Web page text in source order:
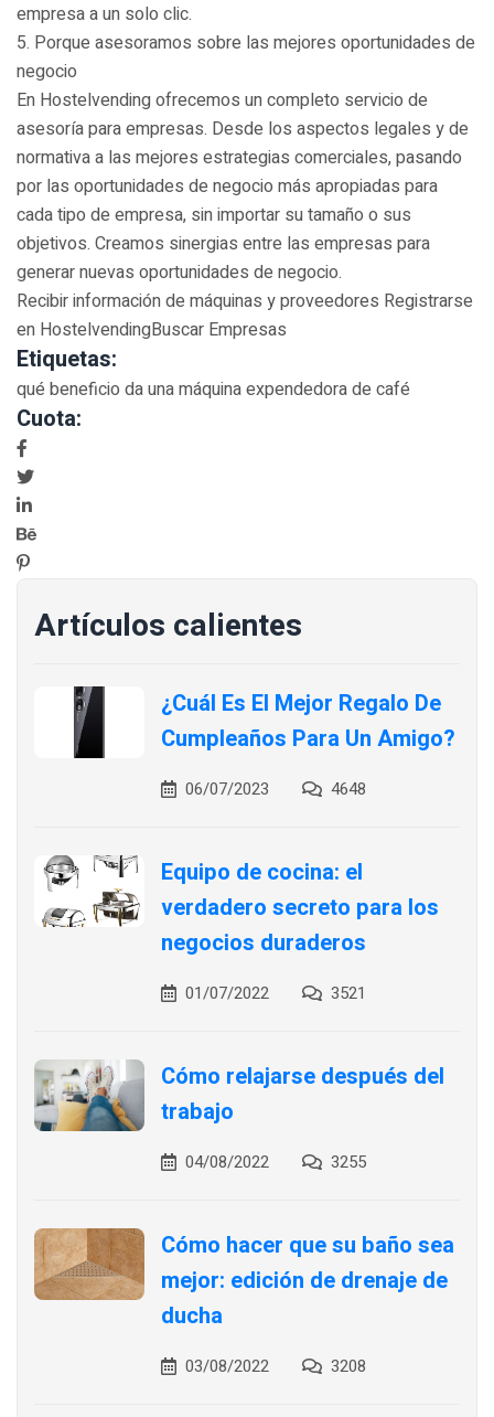
Artículos calientes
¿Cuál Es El Mejor Regalo De
Cumpleaños Para Un Amigo?
06/07/2023 4648
Equipo de cocina: el
verdadero secreto para los
negocios duraderos
01/07/2022 3521
Cómo relajarse después del
trabajo
04/08/2022 3255
Cómo hacer que su baño sea
mejor: edición de drenaje de
ducha
03/08/2022 3208
empresa a un solo clic.
5. Porque asesoramos sobre las mejores oportunidades de
negocio
En Hostelvending ofrecemos un completo servicio de
asesoría para empresas. Desde los aspectos legales y de
normativa a las mejores estrategias comerciales, pasando
por las oportunidades de negocio más apropiadas para
cada tipo de empresa, sin importar su tamaño o sus
objetivos. Creamos sinergias entre las empresas para
generar nuevas oportunidades de negocio.
Recibir información de máquinas y proveedores Registrarse
en HostelvendingBuscar Empresas
Etiquetas:
qué beneficio da una máquina expendedora de café
Cuota: